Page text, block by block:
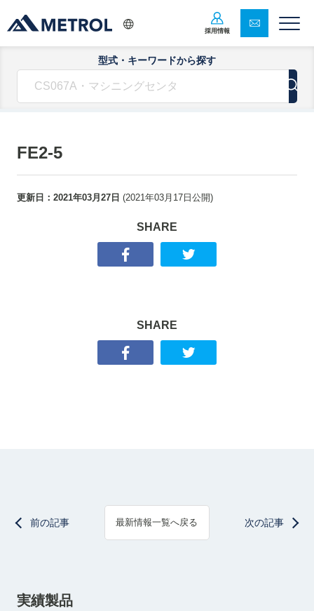
採用情報
型式・キーワードから探す
FE2-5
更新日： 2021年03月27日 (2021年03月17日 公開)
SHARE
SHARE
前の記事 最新情報一覧へ戻る 次の記事
実績製品